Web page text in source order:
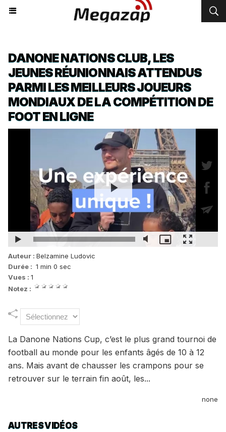
DANONE NATIONS CLUB, LES
JEUNES RÉUNIONNAIS ATTENDUS
PARMI LES MEILLEURS JOUEURS
MONDIAUX DE LA COMPÉTITION DE
FOOT EN LIGNE
Auteur : Belzamine Ludovic
Durée : 1 min 0 sec
Vues : 1
Notez :
La Danone Nations Cup, c’est le plus grand tournoi de
football au monde pour les enfants âgés de 10 à 12
ans. Mais avant de chausser les crampons pour se
retrouver sur le terrain fin août, les...
none
AUTRES VIDÉOS